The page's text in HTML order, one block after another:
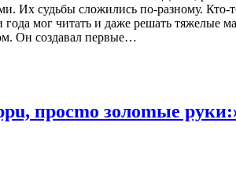
Их судьбы сложились по-разному.
мог читать и даже решать тяжелые
Он создавал первые…
просmо золоmые